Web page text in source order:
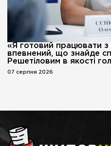
«Я готовий працювати
впевнений, що знайде
Решетіловим в якості
07 серпня 2026